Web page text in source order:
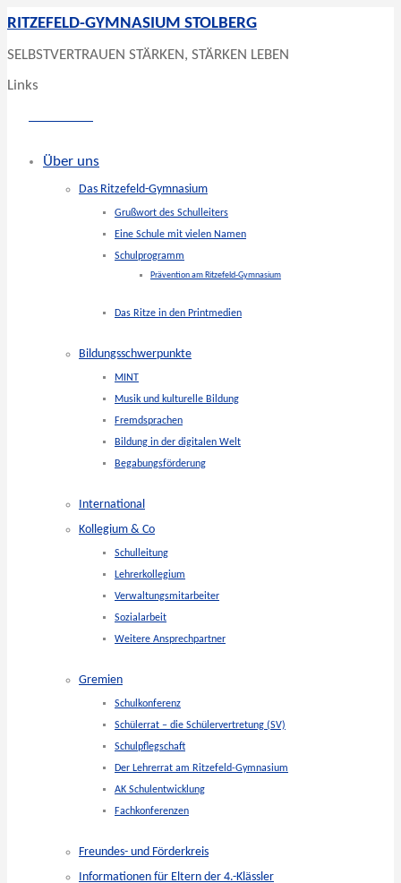
RITZEFELD-GYMNASIUM STOLBERG
SELBSTVERTRAUEN STÄRKEN, STÄRKEN LEBEN
Links
Über uns
Das Ritzefeld-Gymnasium
Grußwort des Schulleiters
Eine Schule mit vielen Namen
Schulprogramm
Prävention am Ritzefeld-Gymnasium
Das Ritze in den Printmedien
Bildungsschwerpunkte
MINT
Musik und kulturelle Bildung
Fremdsprachen
Bildung in der digitalen Welt
Begabungsförderung
International
Kollegium & Co
Schulleitung
Lehrerkollegium
Verwaltungsmitarbeiter
Sozialarbeit
Weitere Ansprechpartner
Gremien
Schulkonferenz
Schülerrat – die Schülervertretung (SV)
Schulpflegschaft
Der Lehrerrat am Ritzefeld-Gymnasium
AK Schulentwicklung
Fachkonferenzen
Freundes- und Förderkreis
Informationen für Eltern der 4.-Klässler